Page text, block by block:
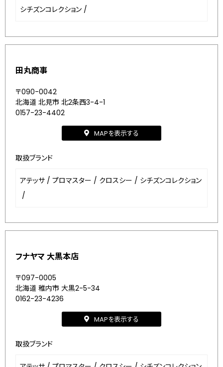
シチズンコレクション /
田丸商事
〒090-0042
北海道 北見市 北2条西3-4-1
0157-23-4402
MAPを表示する
取扱ブランド
アテッサ / プロマスター / クロスシー / シチズンコレクション
/
フナヤマ 大黒本店
〒097-0005
北海道 稚内市 大黒2-5-34
0162-23-4236
MAPを表示する
取扱ブランド